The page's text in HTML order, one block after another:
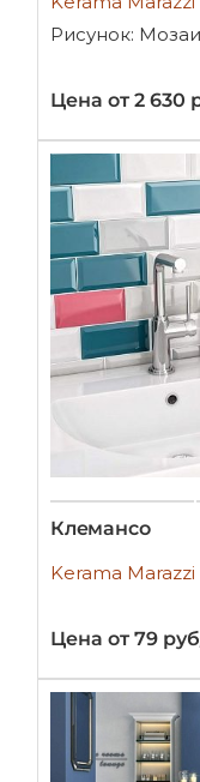
Рисунок:
Цена от 2 630
Клемансо
Kerama
Цена от 79